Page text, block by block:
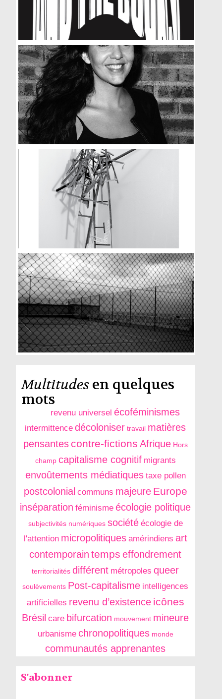
Multitudesen quelques
mots
revenu universel écoféminismes
intermittence décoloniser travail matières
pensantes contre-fictions Afrique Hors
champ capitalisme cognitif migrants
envoûtements médiatiques taxe pollen
postcolonial communs majeure Europe
inséparation féminisme écologie politique
subjectivités numériques société écologie de
l'attention micropolitiques amérindiens art
contemporain temps effondrement
territorialités différent métropoles queer
soulèvements Post-capitalisme intelligences
artificielles revenu d’existence icônes
Brésil care bifurcation mouvement mineure
urbanisme chronopolitiques monde
communautés apprenantes
S'abonner